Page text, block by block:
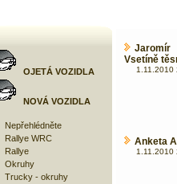
OJETÁ VOZIDLA
NOVÁ VOZIDLA
Nepřehlédněte
Rallye WRC
Rallye
Okruhy
Trucky - okruhy
Jaromír
Vsetíně
1.11.2010
Anketa
1.11.2010